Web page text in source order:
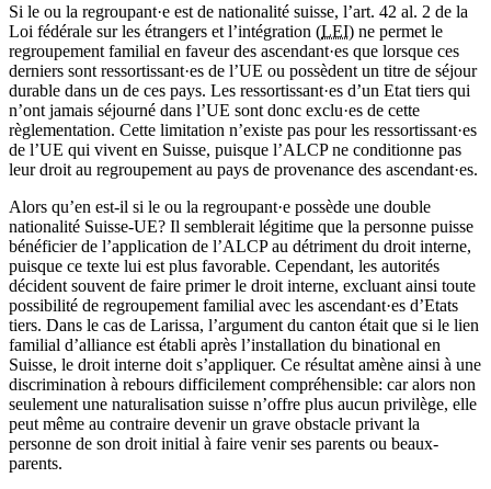
Si le ou la regroupant·e est de nationalité suisse, l’art. 42 al. 2 de la
Loi fédérale sur les étrangers et l’intégration (LEI) ne permet le
regroupement familial en faveur des ascendant·es que lorsque ces
derniers sont ressortissant·es de l’UE ou possèdent un titre de séjour
durable dans un de ces pays. Les ressortissant·es d’un Etat tiers qui
n’ont jamais séjourné dans l’UE sont donc exclu·es de cette
règlementation. Cette limitation n’existe pas pour les ressortissant·es
de l’UE qui vivent en Suisse, puisque l’ALCP ne conditionne pas
leur droit au regroupement au pays de provenance des ascendant·es.
Alors qu’en est-il si le ou la regroupant·e possède une double
nationalité Suisse-UE? Il semblerait légitime que la personne puisse
bénéficier de l’application de l’ALCP au détriment du droit interne,
puisque ce texte lui est plus favorable. Cependant, les autorités
décident souvent de faire primer le droit interne, excluant ainsi toute
possibilité de regroupement familial avec les ascendant·es d’Etats
tiers. Dans le cas de Larissa, l’argument du canton était que si le lien
familial d’alliance est établi après l’installation du binational en
Suisse, le droit interne doit s’appliquer. Ce résultat amène ainsi à une
discrimination à rebours difficilement compréhensible: car alors non
seulement une naturalisation suisse n’offre plus aucun privilège, elle
peut même au contraire devenir un grave obstacle privant la
personne de son droit initial à faire venir ses parents ou beaux-
parents.